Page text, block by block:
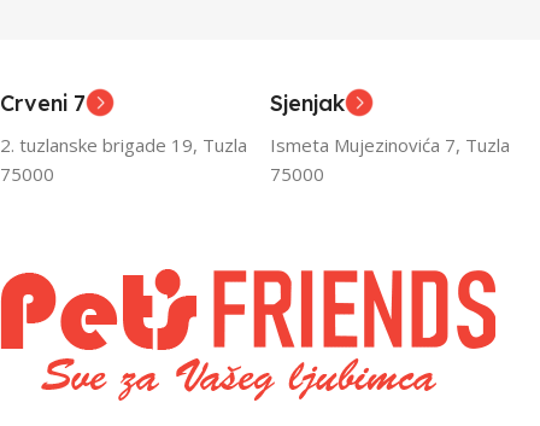
FILTRIRAJ PO TEŽINI
1kg – 3kg
FILTRIRAJ PO TEŽINI
Crveni 7
2. tuzlanske brigade 19, Tuzla
75000
Sjenjak
Ismeta Mujezinovića 7, Tuzla
75000